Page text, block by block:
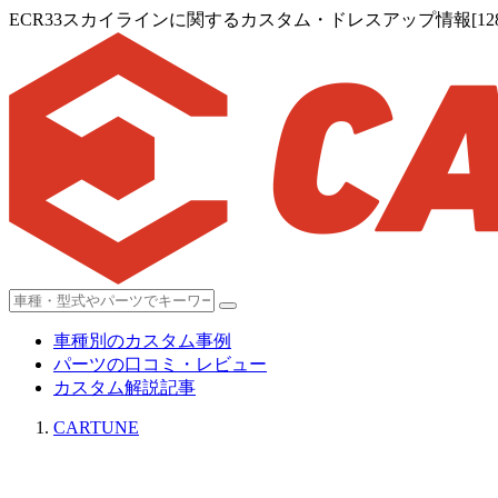
ECR33スカイラインに関するカスタム・ドレスアップ情報
車種別のカスタム事例
パーツの口コミ・レビュー
カスタム解説記事
CARTUNE